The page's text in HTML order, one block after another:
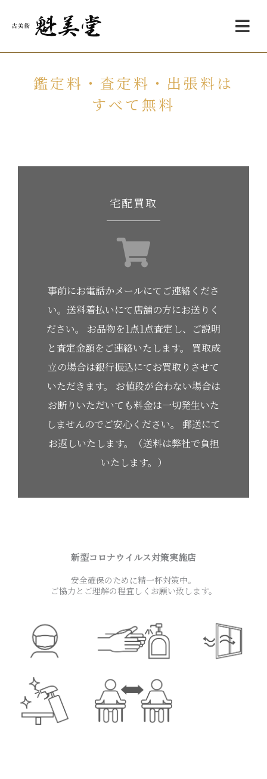
キ
メ
ニ
ー
鑑定料・査定料・出張料は
すべて無料
宅配買取
事前にお電話かメールにてご連絡くださ
い。送料着払いにて店舗の方にお送りく
ださい。
お品物を1点1点査定し、ご説明
と査定金額をご連絡いたします。
買取成
立の場合は銀行振込にてお買取りさせて
いただきます。
お値段が合わない場合は
お断りいただいても料金は一切発生いた
しませんのでご安心ください。
郵送にて
お返しいたします。（送料は弊社で負担
いたします。）
新型コロナウイルス対策実施店
安全確保のために精一杯対策中。
ご協力とご理解の程宜しくお願い致します。